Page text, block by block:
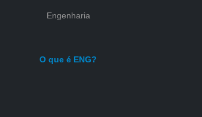
Engenharia
O que é ENG?